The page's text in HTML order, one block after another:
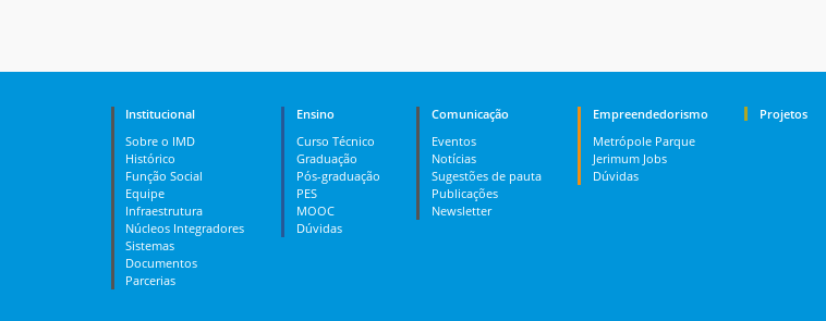
Institucional
Sobre o IMD
Histórico
Função Social
Equipe
Infraestrutura
Núcleos Integradores
Sistemas
Documentos
Parcerias
Ensino
Curso Técnico
Graduação
Pós-graduação
PES
MOOC
Dúvidas
Comunicação
Eventos
Notícias
Sugestões de pauta
Publicações
Newsletter
Empreendedorismo
Metrópole Parque
Jerimum Jobs
Dúvidas
Projetos